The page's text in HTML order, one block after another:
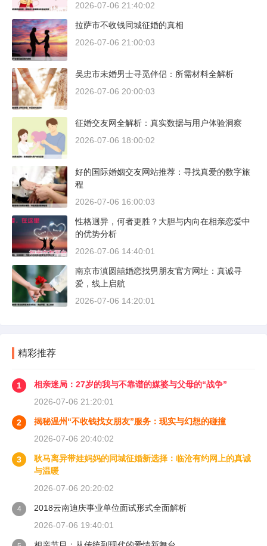
2026-07-06 21:40:02
拉萨市不收钱同城征婚的真相
2026-07-06 21:00:03
吴忠市未婚男士寻觅伴侣：所需材料全解析
2026-07-06 20:00:03
征婚交友网全解析：真实数据与用户体验洞察
2026-07-06 18:00:02
好的国际婚姻交友网站推荐：寻找真爱的数字旅
程
2026-07-06 16:00:03
性格迥异，何者更胜？大胆与内向在相亲恋爱中
的优势分析
2026-07-06 14:40:01
南京市滇圆囍婚恋找男朋友官方网址：真诚寻
爱，线上启航
2026-07-06 14:20:01
精彩推荐
1
相亲迷局：27岁的我与不靠谱的媒婆与父母的“战争”
2026-07-06 21:20:01
2
揭秘温州“不收钱找女朋友”服务：现实与幻想的碰撞
2026-07-06 20:40:02
3
耿马离异带娃妈妈的同城征婚新选择：临沧有约网上的真诚
与温暖
2026-07-06 20:20:02
4
2018云南迪庆事业单位面试形式全面解析
2026-07-06 19:40:01